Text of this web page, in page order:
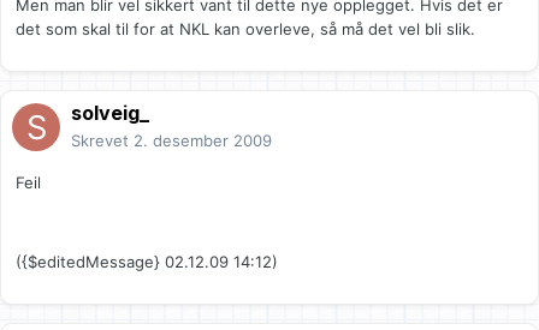
Men man blir vel sikkert vant til dette nye opplegget. Hvis det er
det som skal til for at NKL kan overleve, så må det vel bli slik.
solveig_
Skrevet 2. desember 2009
Feil
({$editedMessage} 02.12.09 14:12)